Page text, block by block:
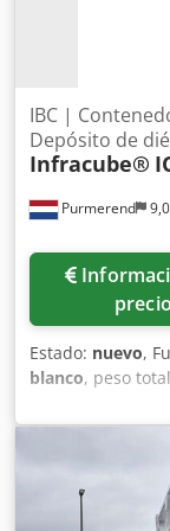
Purmerend
IBC |
Depósito de
Infracube®
Información de
precio
Estado: nuevo,
blanco, peso
número de
diésel Infracube
1485 x 1150 x
Bomba de 12
manguera y